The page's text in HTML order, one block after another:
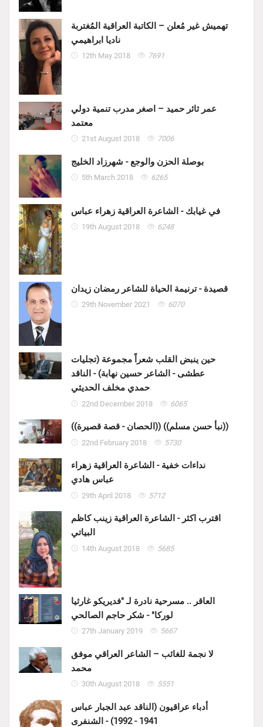
تهميش غير مُعلن – الكاتبة العراقية المُغتربة
ناديا ابراهيمي
12th May 2018 7691
عمر ثائر حميد – اصغر مدرب تنمية دولي
معتمد
21st August 2018 7006
بوصلة الحزن والوجع - شهرزاد الخليج
5th March 2018 6265
في غيابك - الشاعرة العراقية زهراء عباس
19th August 2018 6248
قصيدة - ترنيمة الحياة للشاعر رمضان زيدان
29th November 2021 6070
حين ينبض القلب شعراً مجموعة (تجليات
عطشى - الشاعر حسين نهابة) - الناقد
حمدي مخلف الحديثي
22nd December 2018 6065
((الحصان - قصة قصيرة)) ((نبأ حسن مسلم))
22nd February 2018 5730
نداءات خفية - الشاعرة العراقية زهراء
عباس هادي
29th April 2018 5712
اقترب اكثر - الشاعرة العراقية زينب كاظم
البياتي
14th August 2018 5685
العاقر .. مسرحية نادرة لـ "فديريكو غارثيا
لوركا" - شكر حاجم الصالحي
27th January 2019 5667
لا نجمة للغائب – الشاعر العراقي موفق
محمد
30th August 2018 5551
أدباء عراقيون (الناقد عبد الجبار عباس
1941 - 1992) - الشنفرى